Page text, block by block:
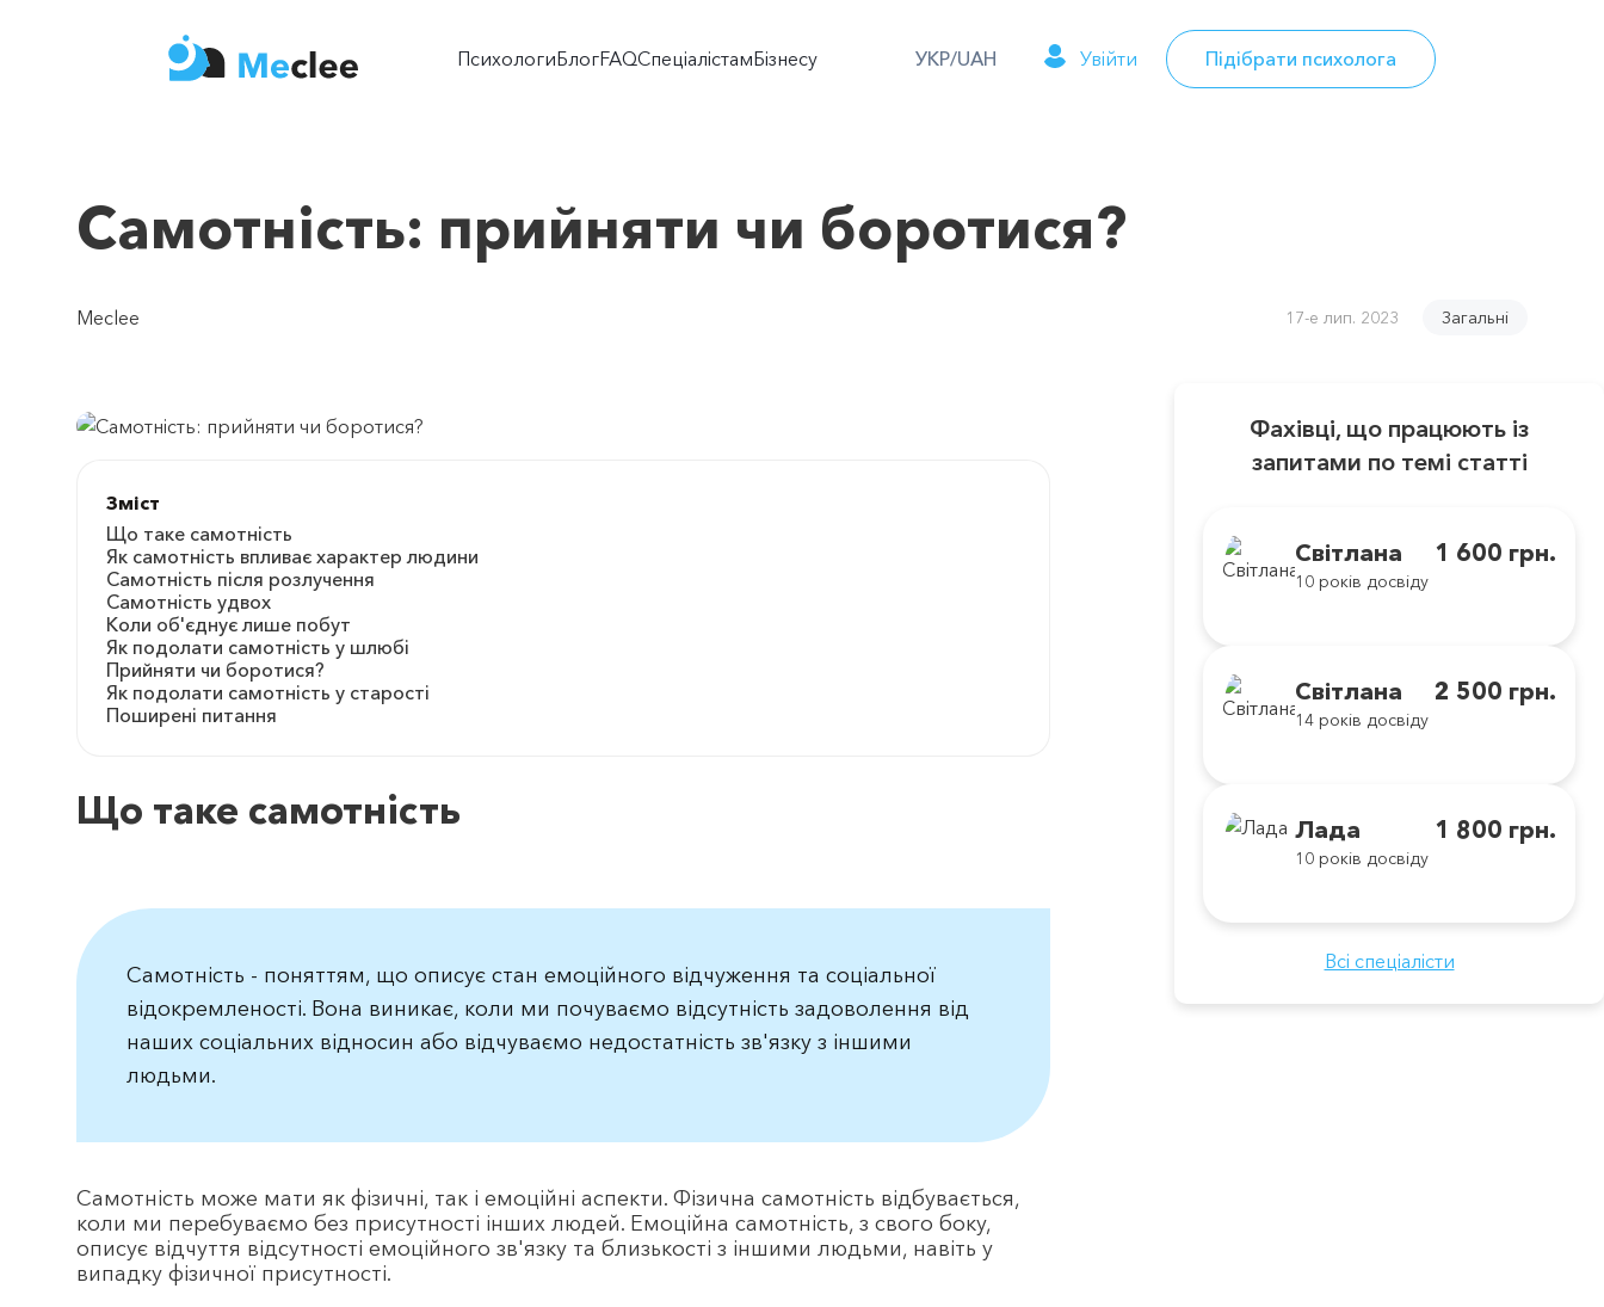
ПсихологиБлогFAQСпеціалістамБізнесу УКР/UAH Увійти Підібрати психолога
Самотність: прийняти чи боротися?
Meclee 17-е лип. 2023 Загальні
Зміст
Що таке самотність
Як самотність впливає характер людини
Самотність після розлучення
Самотність удвох
Коли об'єднує лише побут
Як подолати самотність у шлюбі
Прийняти чи боротися?
Як подолати самотність у старості
Поширені питання
Що таке самотність
Самотність - поняттям, що описує стан емоційного відчуження та соціальної
відокремленості. Вона виникає, коли ми почуваємо відсутність задоволення від
наших соціальних відносин або відчуваємо недостатність зв'язку з іншими
людьми.
Самотність може мати як фізичні, так і емоційні аспекти. Фізична самотність відбувається,
коли ми перебуваємо без присутності інших людей. Емоційна самотність, з свого боку,
описує відчуття відсутності емоційного зв'язку та близькості з іншими людьми, навіть у
випадку фізичної присутності.
Фахівці, що працюють із
запитами по темі статті
Світлана 1 600 грн.
10 років досвіду
Світлана 2 500 грн.
14 років досвіду
Лада 1 800 грн.
10 років досвіду
Всі спеціалісти